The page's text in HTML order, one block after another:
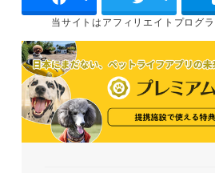
当サイトはアフィリエイトプログ